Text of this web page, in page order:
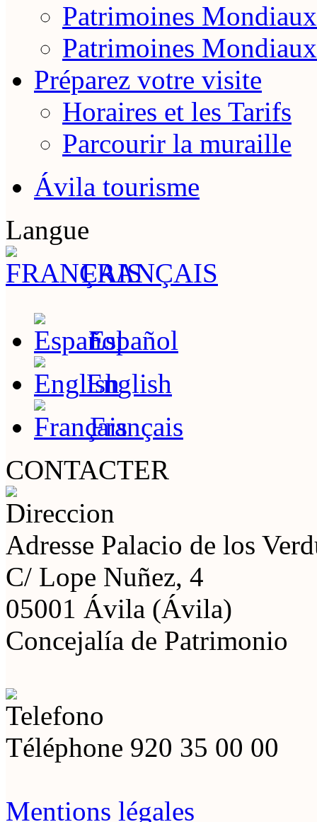
Patrimoines
Patrimoines
Préparez votre visite
Horaires et les Tarifs
Parcourir la muraille
Ávila tourisme
Langue
FRANÇAIS
Español
English
Français
CONTACTER
Adresse Palacio de los
C/ Lope Nuñez, 4
05001 Ávila (Ávila)
Concejalía de Patrimonio
Téléphone 920 35 00 00
Mentions légales